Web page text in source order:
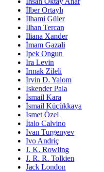
İlber Ortaylı
İlhami Güler
İlhan Tercan
Iliana Xander
İmam Gazali
İpek Ongun
Ira Levin
Irmak Zileli
İrvin D. Yalom
İskender Pala
İsmail Kara
İsmail Küçükkaya
İsmet Özel
İtalo Calvino
Ivan Turgenyev
Ivo Andriç
J. K. Rowling
J. R. R. Tolkien
Jack London